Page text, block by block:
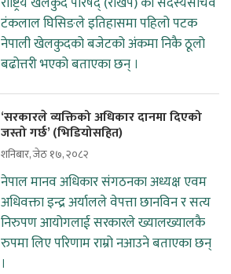
टंकलाल घिसिङले इतिहासमा पहिलो पटक
नेपाली खेलकुदको बजेटको अंकमा निकै ठूलो
बढोत्तरी भएको बताएका छन् ।
‘सरकारले व्यक्तिको अधिकार दानमा दिएको
जस्तो गर्छ’ (भिडियोसहित)
शनिबार, जेठ १७, २०८२
नेपाल मानव अधिकार संगठनका अध्यक्ष एवम
अधिवक्ता इन्द्र अर्यालले वेपत्ता छानविन र सत्य
निरुपण आयोगलाई सरकारले ख्यालख्यालकै
रुपमा लिए परिणाम राम्रो नआउने बताएका छन्
।